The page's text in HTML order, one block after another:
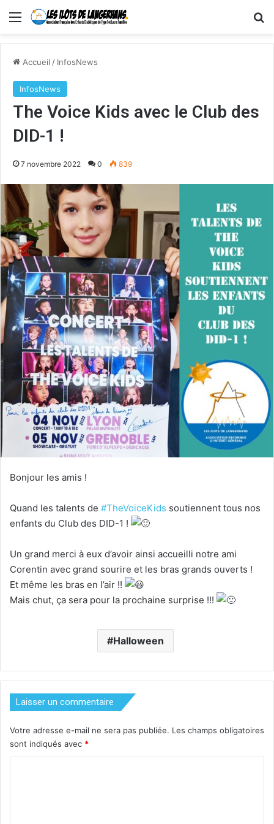
Menu
Accueil / InfosNews
InfosNews
The Voice Kids avec le Club des
DID-1 !
7 novembre 2022 0 839
Bonjour les amis !
Quand les talents de #TheVoiceKids soutiennent tous nos
enfants du Club des DID-1 !
Un grand merci à eux d’avoir ainsi accueilli notre ami
Corentin avec grand sourire et les bras grands ouverts !
Et même les bras en l’air !!
Mais chut, ça sera pour la prochaine surprise !!!
Halloween
Laisser un commentaire
Votre adresse e-mail ne sera pas publiée. Les champs obligatoires
sont indiqués avec *